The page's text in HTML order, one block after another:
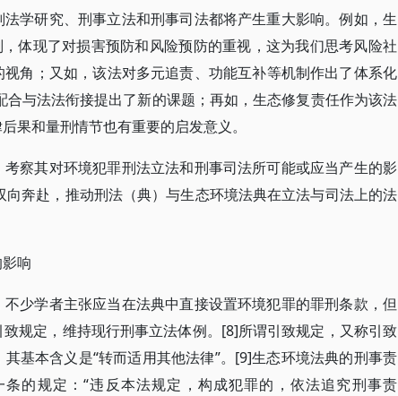
学研究、刑事立法和刑事司法都将产生重大影响。例如，生
体现了对损害预防和风险预防的重视，这为我们思考风险社
角；又如，该法对多元追责、功能互补等机制作出了体系化
与法法衔接提出了新的课题；再如，生态修复责任作为该法
果和量刑情节也有重要的启发意义。
察其对环境犯罪刑法立法和刑事司法所可能或应当产生的影
奔赴，推动刑法（典）与生态环境法典在立法与司法上的法
响
少学者主张应当在法典中直接设置环境犯罪的罪刑条款，但
规定，维持现行刑事立法体例。[8]所谓引致规定，又称引致
基本含义是“转而适用其他法律”。[9]生态环境法典的刑事责
的规定：“违反本法规定，构成犯罪的，依法追究刑事责